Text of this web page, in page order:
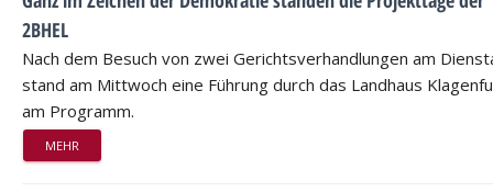
2BHEL
Nach dem Besuch von zwei Gerichtsverhandlungen am
stand am Mittwoch eine Führung durch das Landhaus
am Programm.
MEHR